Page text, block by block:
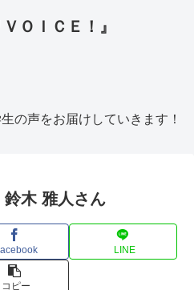
ＯＩＣＥ！』
の声をお届けしていきます！
木 雅人さん
LINE
コピー